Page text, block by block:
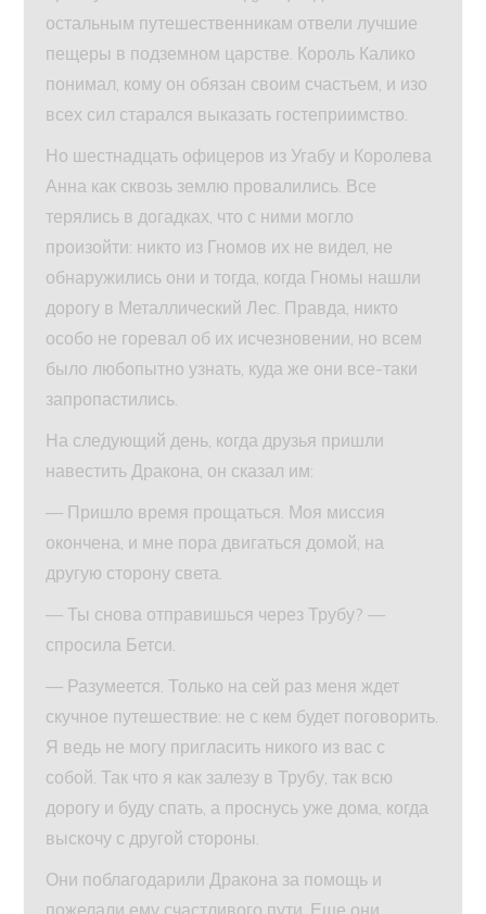
остальным путешественникам отвели лучшие
пещеры в подземном царстве. Король Калико
понимал, кому он обязан своим счастьем, и изо
всех сил старался выказать гостеприимство.
Но шестнадцать офицеров из Угабу и Королева
Анна как сквозь землю провалились. Все
терялись в догадках, что с ними могло
произойти: никто из Гномов их не видел, не
обнаружились они и тогда, когда Гномы нашли
дорогу в Металлический Лес. Правда, никто
особо не горевал об их исчезновении, но всем
было любопытно узнать, куда же они все-таки
запропастились.
На следующий день, когда друзья пришли
навестить Дракона, он сказал им:
— Пришло время прощаться. Моя миссия
окончена, и мне пора двигаться домой, на
другую сторону света.
— Ты снова отправишься через Трубу? —
спросила Бетси.
— Разумеется. Только на сей раз меня ждет
скучное путешествие: не с кем будет поговорить.
Я ведь не могу пригласить никого из вас с
собой. Так что я как залезу в Трубу, так всю
дорогу и буду спать, а проснусь уже дома, когда
выскочу с другой стороны.
Они поблагодарили Дракона за помощь и